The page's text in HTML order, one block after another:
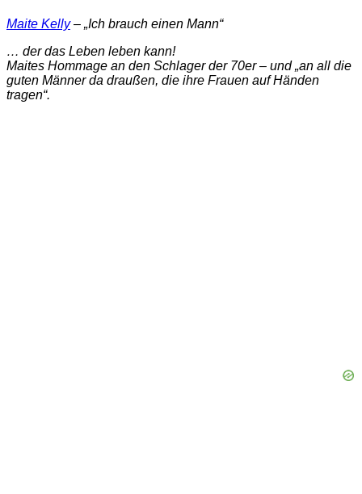
Maite Kelly– „Ich brauch einen Mann“
… der das Leben leben kann!
Maites Hommage an den Schlager der 70er – und „an all die
guten Männer da draußen, die ihre Frauen auf Händen
tragen“.